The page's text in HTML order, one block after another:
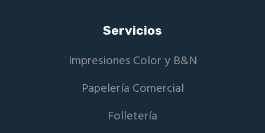
Servicios
Impresiones Color y B&N
Papelería Comercial
Folletería